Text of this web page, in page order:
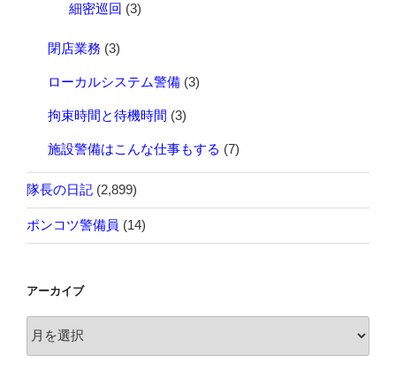
細密巡回 (3)
閉店業務 (3)
ローカルシステム警備 (3)
拘束時間と待機時間 (3)
施設警備はこんな仕事もする (7)
隊長の日記 (2,899)
ポンコツ警備員 (14)
アーカイブ
ー